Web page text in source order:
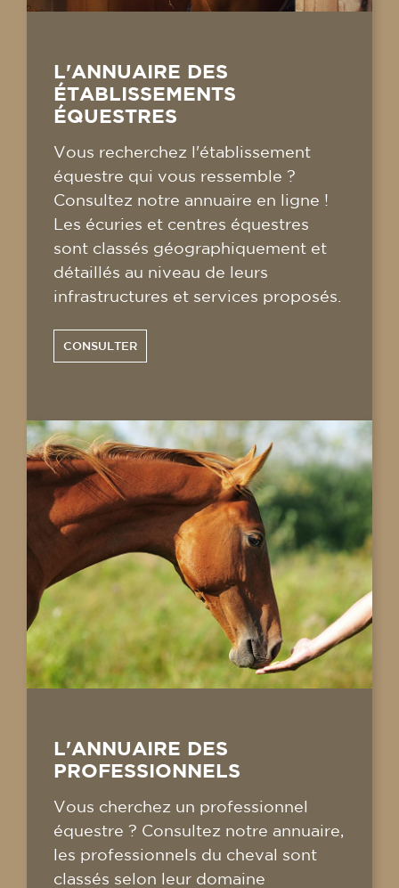
L'ANNUAIRE DES
ÉTABLISSEMENTS
ÉQUESTRES
Vous recherchez l'établissement
équestre qui vous ressemble ?
Consultez notre annuaire en ligne !
Les écuries et centres équestres
sont classés géographiquement et
détaillés au niveau de leurs
infrastructures et services proposés.
CONSULTER
L'ANNUAIRE DES
PROFESSIONNELS
Vous cherchez un professionnel
équestre ? Consultez notre annuaire,
les professionnels du cheval sont
classés selon leur domaine